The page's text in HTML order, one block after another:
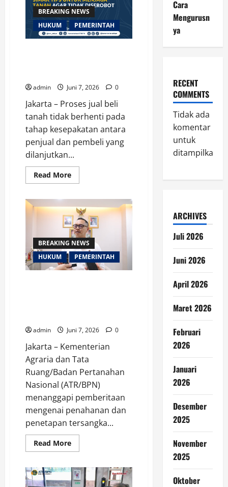
BREAKING NEWS
HUKUM
PEMERINTAH
admin Juni 7, 2026 0
Jakarta – Proses jual beli
tanah tidak berhenti pada
tahap kesepakatan antara
penjual dan pembeli yang
dilanjutkan...
Read MoreRead
more
Jual
Beli
Tanah
yang
Aman
agar
Terhindar
Masalah
di
BREAKING NEWS
HUKUM
PEMERINTAH
admin Juni 7, 2026 0
Jakarta – Kementerian
Agraria dan Tata
Ruang/Badan Pertanahan
Nasional (ATR/BPN)
menanggapi pemberitaan
mengenai penahanan dan
penetapan tersangka...
Read MoreRead
more
ATR/BPN
Tegaskan
Dukungan
Cara
Mengurusn
ya
RECENT
COMMENTS
Tidak ada
komentar
untuk
ditampilkan.
ARCHIVES
Juli 2026
Juni 2026
April 2026
Maret 2026
Februari
2026
Januari
2026
Desember
2025
November
2025
Oktober